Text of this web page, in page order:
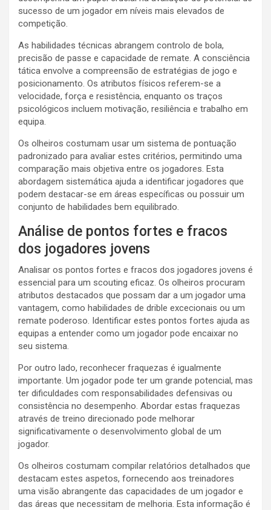
sucesso de um jogador em níveis mais elevados de
competição.
As habilidades técnicas abrangem controlo de bola,
precisão de passe e capacidade de remate. A consciência
tática envolve a compreensão de estratégias de jogo e
posicionamento. Os atributos físicos referem-se a
velocidade, força e resistência, enquanto os traços
psicológicos incluem motivação, resiliência e trabalho em
equipa.
Os olheiros costumam usar um sistema de pontuação
padronizado para avaliar estes critérios, permitindo uma
comparação mais objetiva entre os jogadores. Esta
abordagem sistemática ajuda a identificar jogadores que
podem destacar-se em áreas específicas ou possuir um
conjunto de habilidades bem equilibrado.
Análise de pontos fortes e fracos
dos jogadores jovens
Analisar os pontos fortes e fracos dos jogadores jovens é
essencial para um scouting eficaz. Os olheiros procuram
atributos destacados que possam dar a um jogador uma
vantagem, como habilidades de drible excecionais ou um
remate poderoso. Identificar estes pontos fortes ajuda as
equipas a entender como um jogador pode encaixar no
seu sistema.
Por outro lado, reconhecer fraquezas é igualmente
importante. Um jogador pode ter um grande potencial, mas
ter dificuldades com responsabilidades defensivas ou
consistência no desempenho. Abordar estas fraquezas
através de treino direcionado pode melhorar
significativamente o desenvolvimento global de um
jogador.
Os olheiros costumam compilar relatórios detalhados que
destacam estes aspetos, fornecendo aos treinadores
uma visão abrangente das capacidades de um jogador e
das áreas que necessitam de melhoria. Esta informação é